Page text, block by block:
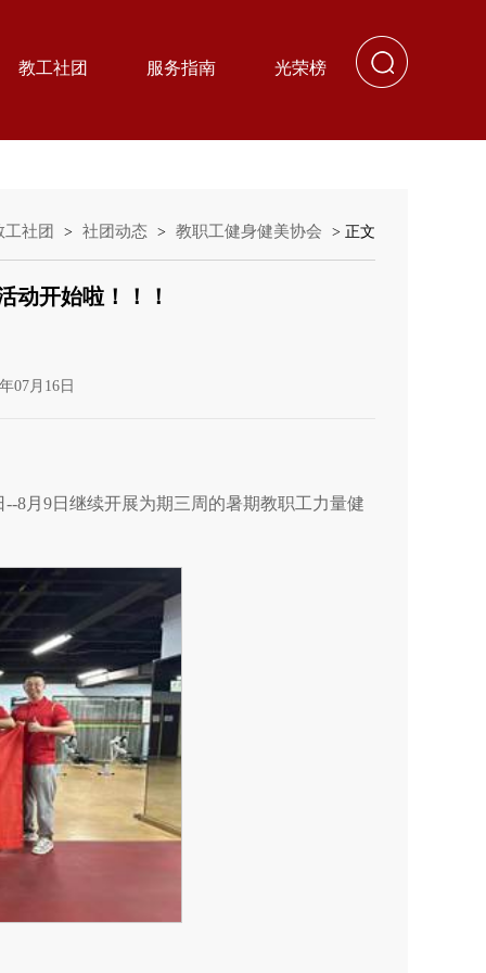
教工社团 服务指南 光荣榜
工社团 > 社团动态 > 教职工健身健美协会 > 正文
动开始啦！！！
07月16日
8月9日继续开展为期三周的暑期教职工力量健